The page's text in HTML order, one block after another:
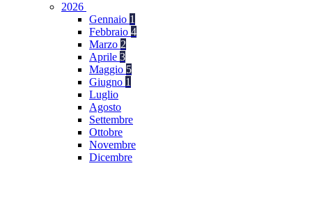
2026
Gennaio 1
Febbraio 4
Marzo 2
Aprile 3
Maggio 5
Giugno 1
Luglio
Agosto
Settembre
Ottobre
Novembre
Dicembre